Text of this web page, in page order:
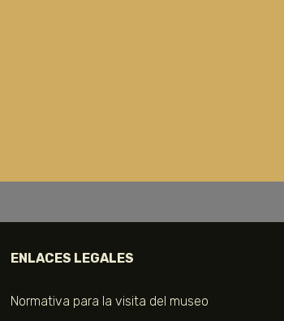
ENLACES LEGALES
Normativa para la visita del museo